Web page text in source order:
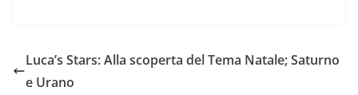
Luca’s Stars: Alla scoperta del Tema Natale; Saturno
e Urano